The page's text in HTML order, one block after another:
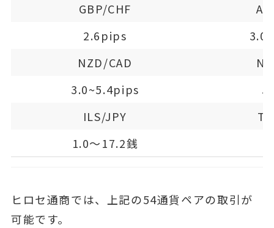
GBP/CHF
2.6pips
NZD/CAD
3.0~5.4pips
ILS/JPY
1.0～17.2銭
ヒロセ通商では、上記の54通貨ペアの取引が
可能です。